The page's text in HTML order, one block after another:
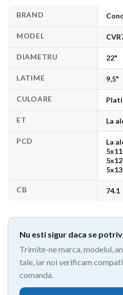
BRAND
MODEL
DIAMETRU 22"
LATIME 9,5"
CULOARE
ET La
PCD
La
CB 74.1
Nu esti sigur daca se
Trimite-ne marca, modelul,
tale, iar noi verificam
comanda.